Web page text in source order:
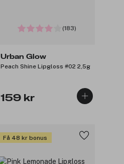
(183)
Urban Glow
Peach Shine Lipgloss #02 2,5g
159 kr
Få 48 kr bonus